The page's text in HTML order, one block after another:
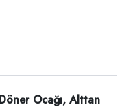
Ocağı, Alttan